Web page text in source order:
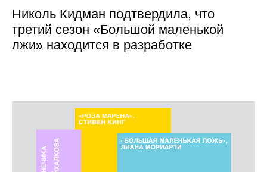
Николь Кидман подтвердила, что
третий сезон «Большой маленькой
лжи» находится в разработке